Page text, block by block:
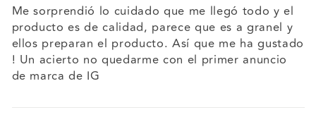
Me sorprendió lo cuidado que me llegó todo y el
producto es de calidad, parece que es a granel y
ellos preparan el producto. Así que me ha gustado
! Un acierto no quedarme con el primer anuncio
de marca de IG